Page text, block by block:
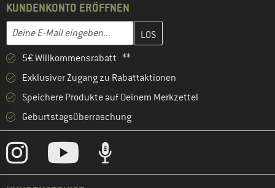
KUNDENKONTO ERÖFFNEN
E-Mail-Adresse
Gib hier deine E-Mail-Adresse ein und erstelle im nächsten
5€ Willkommensrabatt **
Exklusiver Zugang zu Rabattaktionen
Speichere Produkte auf Deinem Merkzettel
Geburtstagsüberraschung